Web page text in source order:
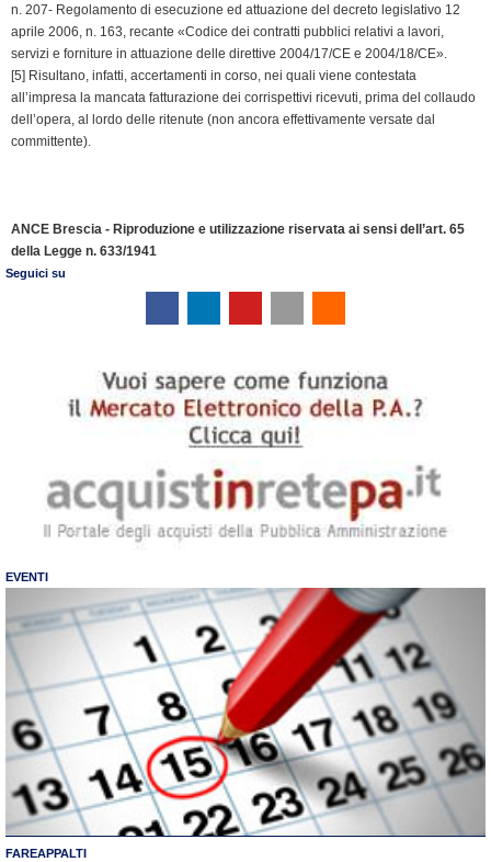
n. 207- Regolamento di esecuzione ed attuazione del decreto legislativo 12
aprile 2006, n. 163, recante «Codice dei contratti pubblici relativi a lavori,
servizi e forniture in attuazione delle direttive 2004/17/CE e 2004/18/CE».
[5] Risultano, infatti, accertamenti in corso, nei quali viene contestata
all’impresa la mancata fatturazione dei corrispettivi ricevuti, prima del collaudo
dell’opera, al lordo delle ritenute (non ancora effettivamente versate dal
committente).
ANCE Brescia - Riproduzione e utilizzazione riservata ai sensi dell’art. 65
della Legge n. 633/1941
Seguici su
EVENTI
FAREAPPALTI